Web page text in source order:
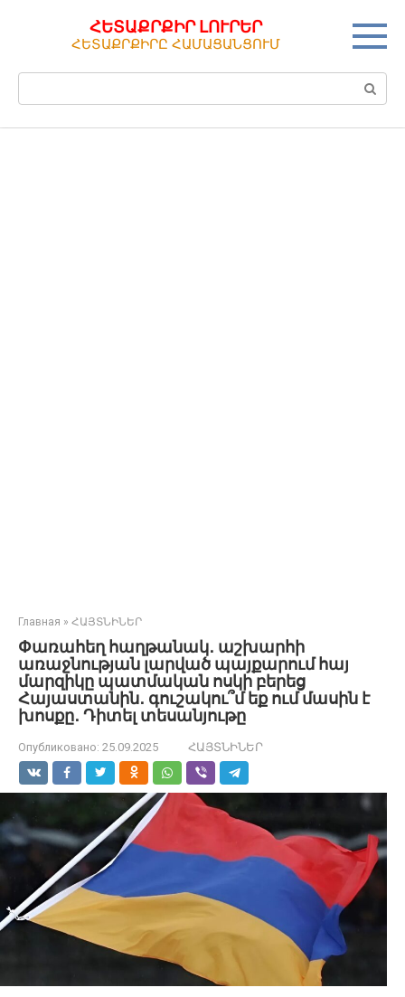
ՀԵՏԱՔՐՔԻՐ ԼՈՒՐԵՐ
ՀԵՏԱՔՐՔԻՐԸ ՀԱՄԱՑԱՆՑՈՒՄ
Поиск:
Главная » ՀԱՅՏՆԻՆԵՐ
Փառահեղ հաղթանակ․ աշխարհի
առաջնության լարված պայքարում հայ
մարզիկը պատմական ոսկի բերեց
Հայաստանին․ գուշակու՞մ եք ում մասին է
խոսքը․ Դիտել տեսանյութը
Опубликовано: 25.09.2025 ՀԱՅՏՆԻՆԵՐ